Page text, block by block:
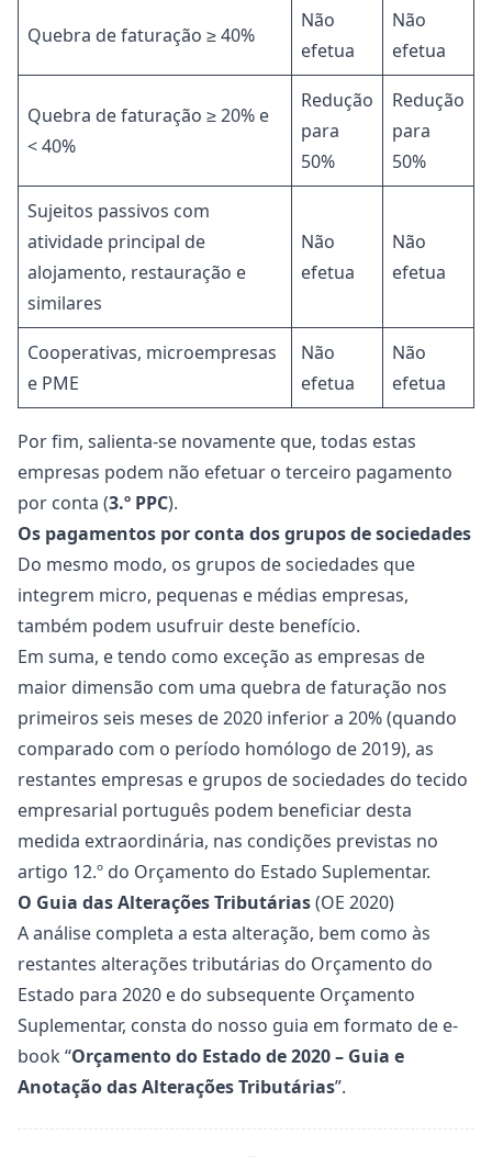
Quebra de faturação ≥ 40%
Não
efetua
Não
efetua
Quebra de faturação ≥ 20% e
< 40%
Redução
para
50%
Redução
para
50%
Sujeitos passivos com
atividade principal de
alojamento, restauração e
similares
Não
efetua
Não
efetua
Cooperativas, microempresas
e PME
Não
efetua
Não
efetua
Por fim, salienta-se novamente que, todas estas
empresas podem não efetuar o terceiro pagamento
por conta (3.º PPC).
Os pagamentos por conta dos grupos de sociedades
Do mesmo modo, os grupos de sociedades que
integrem micro, pequenas e médias empresas,
também podem usufruir deste benefício.
Em suma, e tendo como exceção as empresas de
maior dimensão com uma quebra de faturação nos
primeiros seis meses de 2020 inferior a 20% (quando
comparado com o período homólogo de 2019), as
restantes empresas e grupos de sociedades do tecido
empresarial português podem beneficiar desta
medida extraordinária, nas condições previstas no
artigo 12.º do Orçamento do Estado Suplementar.
O Guia das Alterações Tributárias(OE 2020)
A análise completa a esta alteração, bem como às
restantes alterações tributárias do Orçamento do
Estado para 2020 e do subsequente Orçamento
Suplementar, consta do nosso guia em formato de e-
book “Orçamento do Estado de 2020 – Guia e
Anotação das Alterações Tributárias”.